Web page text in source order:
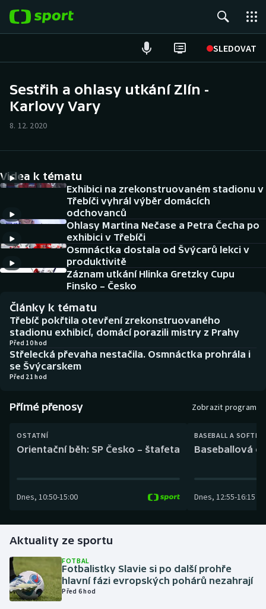
SLEDOVAT
Hokej
Cyklistika
DALŠÍ SPORTY
Americký fotbal
Baseball a softbal
Basketbal
Biatlon
Boby a skeleton
Dostihy
Futsal
Gymnastika
Házená
NEPŘEHLÉDNĚTE
Soutěže
Historické návraty
Aplikace ČT sport
AZ kvíz
Sestřih a ohlasy utkání Zlín -
Karlovy Vary
8. 12. 2020
Videa k tématu
Exhibici na zrekonstruovaném stadionu v
Třebíči vyhrál výběr domácích
odchovanců
Ohlasy Martina Nečase a Petra Čecha po
exhibici v Třebíči
Osmnáctka dostala od Švýcarů lekci v
produktivitě
Záznam utkání Hlinka Gretzky Cupu
Finsko – Česko
Články k tématu
Třebíč pokřtila otevření zrekonstruovaného
stadionu exhibicí, domácí porazili mistry z Prahy
Před 10 hod
Střelecká převaha nestačila. Osmnáctka prohrála i
se Švýcarskem
Před 21 hod
Přímé přenosy Zobrazit program
OSTATNÍ
Orientační běh: SP Česko – štafeta
Dnes, 10:50-15:00
BASEBALL A
Baseballová
Dnes, 12:55-16:15
Aktuality ze sportu
FOTBAL
Fotbalistky Slavie si po další prohře
hlavní fázi evropských pohárů nezahrají
Před 6 hod